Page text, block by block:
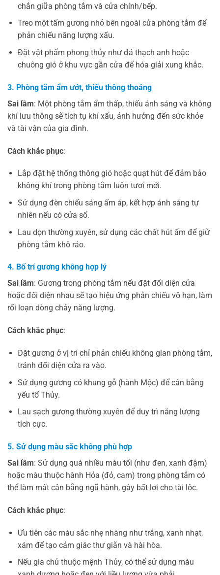
chắn giữa phòng tắm và cửa chính/bếp.
Treo một tấm gương nhỏ bên ngoài cửa phòng tắm để
phản chiếu năng lượng xấu.
Đặt vật phẩm phong thủy như đá thạch anh hoặc
chuông gió ở khu vực gần cửa để hóa giải xung khắc.
3. Phòng tắm ẩm ướt, thiếu thông thoáng
Sai lầm: Một phòng tắm ẩm thấp, thiếu ánh sáng và không
khí lưu thông sẽ tích tụ khí xấu, ảnh hưởng đến sức khỏe
và tài vận của gia đình.
Cách khắc phục:
Lắp đặt hệ thống thông gió hoặc quạt hút để đảm bảo
không khí trong phòng tắm luôn tươi mới.
Sử dụng đèn chiếu sáng ấm áp, kết hợp ánh sáng tự
nhiên nếu có cửa sổ.
Lau dọn thường xuyên, sử dụng các chất hút ẩm để giữ
phòng tắm khô ráo.
4. Bố trí gương không hợp lý
Sai lầm: Gương trong phòng tắm nếu đặt đối diện cửa
hoặc đối diện nhau sẽ tạo hiệu ứng phản chiếu vô hạn, làm
rối loạn dòng chảy năng lượng.
Cách khắc phục:
Đặt gương ở vị trí chỉ phản chiếu không gian phòng tắm,
tránh đối diện cửa ra vào.
Sử dụng gương có khung gỗ (hành Mộc) để cân bằng
yếu tố Thủy.
Lau sạch gương thường xuyên để duy trì năng lượng
tích cực.
5. Sử dụng màu sắc không phù hợp
Sai lầm: Sử dụng quá nhiều màu tối (như đen, xanh đậm)
hoặc màu thuộc hành Hỏa (đỏ, cam) trong phòng tắm có
thể làm mất cân bằng ngũ hành, gây bất lợi cho tài lộc.
Cách khắc phục:
Ưu tiên các màu sắc nhẹ nhàng như trắng, xanh nhạt,
xám để tạo cảm giác thư giãn và hài hòa.
Nếu gia chủ thuộc mệnh Thủy, có thể sử dụng màu